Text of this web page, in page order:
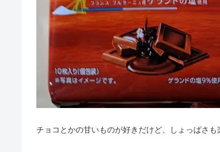
チョコとかの甘いものが好きだけど、しょっぱさも